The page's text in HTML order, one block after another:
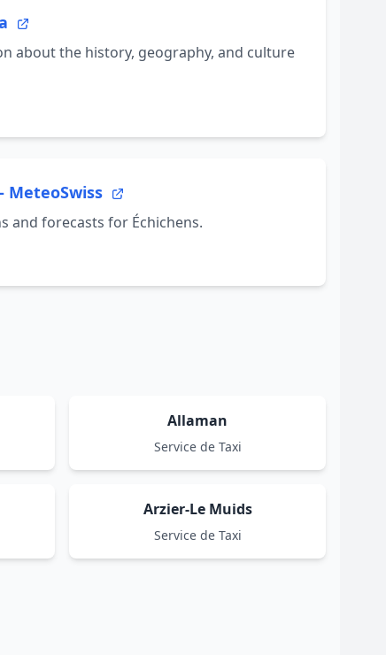
about the history, geography, and culture
MeteoSwiss
and forecasts for Échichens.
Allaman
Service de Taxi
Arzier-Le Muids
Service de Taxi